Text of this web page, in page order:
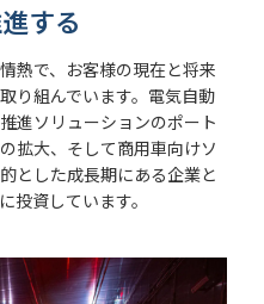
する
熱で、お客様の現在と将来
り組んでいます。電気自動
進ソリューションのポート
拡大、そして商用車向けソ
とした成長期にある企業と
投資しています。